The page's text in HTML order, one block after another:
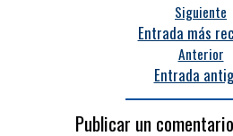
Siguiente
Entrada más
Anterior
Entrada
Publicar un comentario